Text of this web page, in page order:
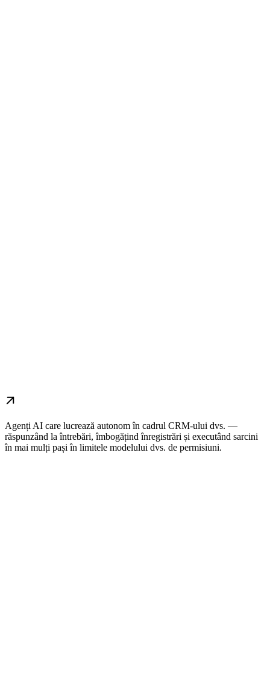
Agenți AI care lucrează autonom în cadrul CRM-ului dvs. —
răspunzând la întrebări, îmbogățind înregistrări și executând sarcini
în mai mulți pași în limitele modelului dvs. de permisiuni.